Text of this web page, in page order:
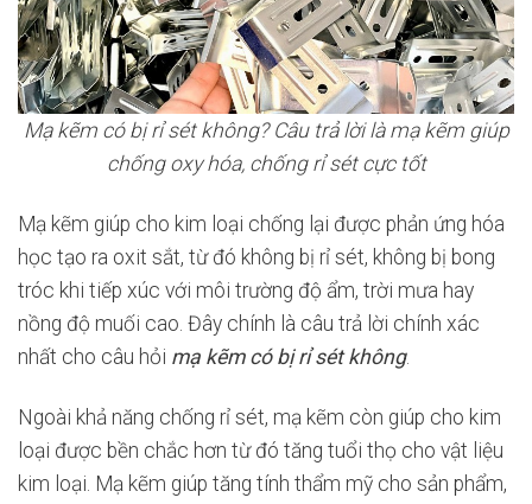
Mạ kẽm có bị rỉ sét không? Câu trả lời là mạ kẽm giúp
chống oxy hóa, chống rỉ sét cực tốt
Mạ kẽm giúp cho kim loại chống lại được phản ứng hóa
học tạo ra oxit sắt, từ đó không bị rỉ sét, không bị bong
tróc khi tiếp xúc với môi trường độ ẩm, trời mưa hay
nồng độ muối cao. Đây chính là câu trả lời chính xác
nhất cho câu hỏi mạ kẽm có bị rỉ sét không.
Ngoài khả năng chống rỉ sét, mạ kẽm còn giúp cho kim
loại được bền chắc hơn từ đó tăng tuổi thọ cho vật liệu
kim loại. Mạ kẽm giúp tăng tính thẩm mỹ cho sản phẩm,